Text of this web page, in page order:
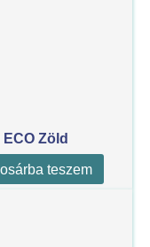
Zöld
teszem